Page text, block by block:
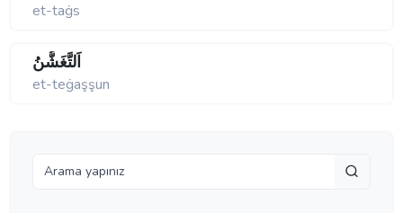
et-taġs
اَلتَّغَشُّنُ
et-teġaşşun